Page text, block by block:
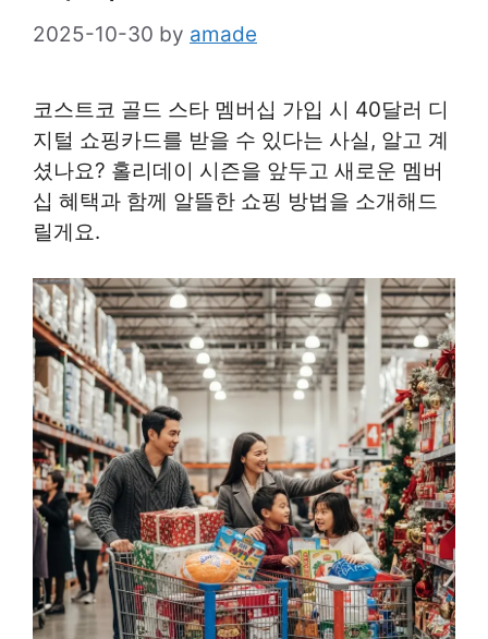
2025-10-30 by amade
코스트코 골드 스타 멤버십 가입 시 40달러 디
지털 쇼핑카드를 받을 수 있다는 사실, 알고 계
셨나요? 홀리데이 시즌을 앞두고 새로운 멤버
십 혜택과 함께 알뜰한 쇼핑 방법을 소개해드
릴게요.